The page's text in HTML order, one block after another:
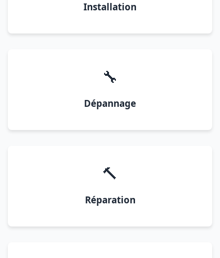
Installation
🔧
Dépannage
🔨
Réparation